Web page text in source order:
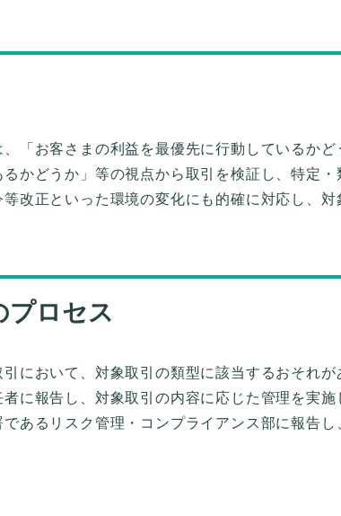
「お客さまの利益を最優先に行動しているか
かどうか」等の視点から取引を検証し、特定
改正といった環境の変化にも的確に対応し、対
プロセス
において、対象取引の類型に該当するおそれ
に報告し、対象取引の内容に応じた管理を実
あるリスク管理・コンプライアンス部に報告